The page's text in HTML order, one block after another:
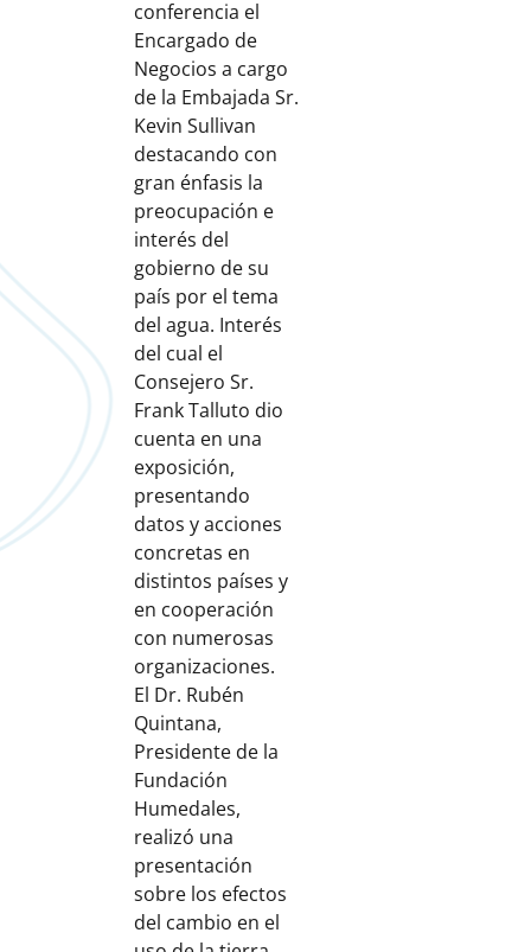
conferencia el
Encargado de
Negocios a cargo
de la Embajada Sr.
Kevin Sullivan
destacando con
gran énfasis la
preocupación e
interés del
gobierno de su
país por el tema
del agua. Interés
del cual el
Consejero Sr.
Frank Talluto dio
cuenta en una
exposición,
presentando
datos y acciones
concretas en
distintos países y
en cooperación
con numerosas
organizaciones.
El Dr. Rubén
Quintana,
Presidente de la
Fundación
Humedales,
realizó una
presentación
sobre los efectos
del cambio en el